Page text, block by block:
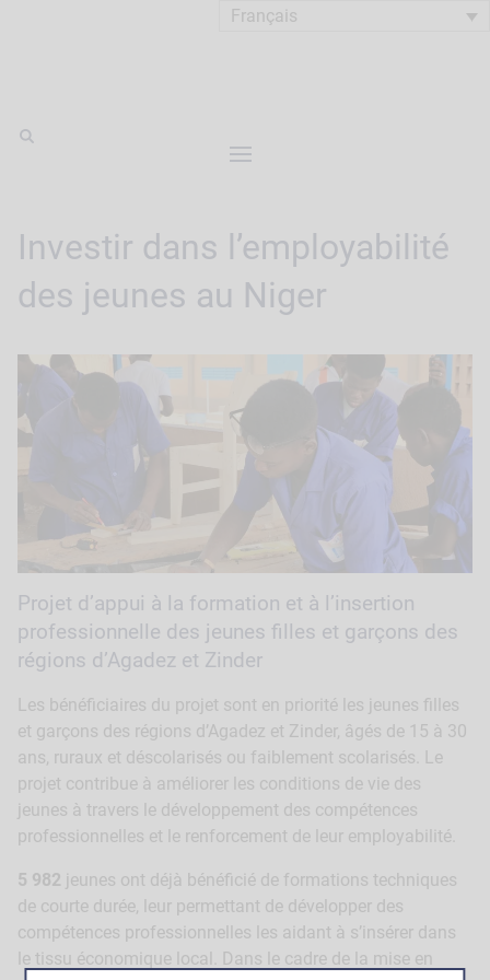
Français
Investir dans l’employabilité
des jeunes au Niger
Projet d’appui à la formation et à l’insertion
professionnelle des jeunes filles et garçons des
régions d’Agadez et Zinder
Les bénéficiaires du projet sont en priorité les jeunes filles
et garçons des régions d’Agadez et Zinder, âgés de 15 à 30
ans, ruraux et déscolarisés ou faiblement scolarisés. Le
projet contribue à améliorer les conditions de vie des
jeunes à travers le développement des compétences
professionnelles et le renforcement de leur employabilité.
5 982 jeunes ont déjà bénéficié de formations techniques
de courte durée, leur permettant de développer des
compétences professionnelles les aidant à s’insérer dans
le tissu économique local. Dans le cadre de la mise en